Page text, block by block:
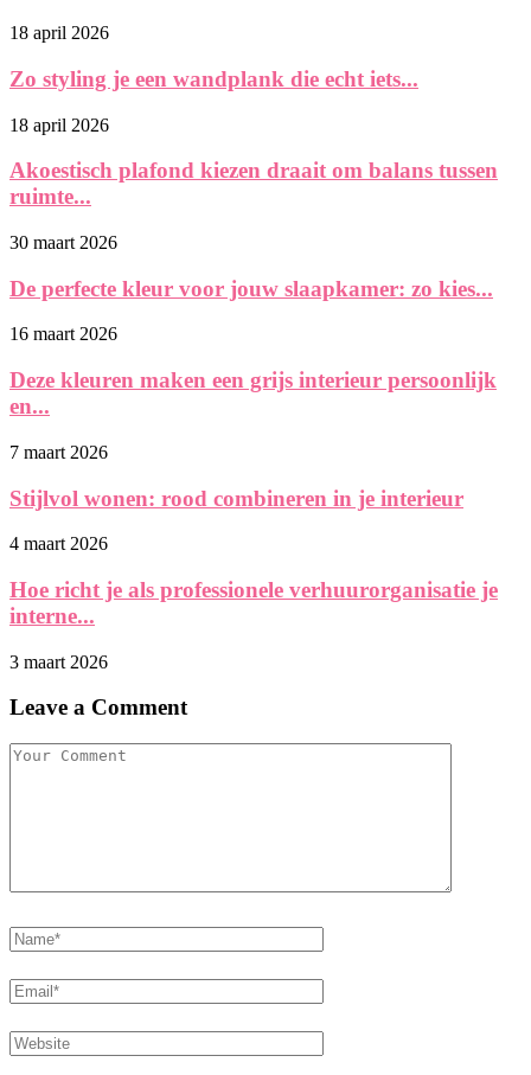
18 april 2026
Zo styling je een wandplank die echt iets...
18 april 2026
Akoestisch plafond kiezen draait om balans tussen
ruimte...
30 maart 2026
De perfecte kleur voor jouw slaapkamer: zo kies...
16 maart 2026
Deze kleuren maken een grijs interieur persoonlijk
en...
7 maart 2026
Stijlvol wonen: rood combineren in je interieur
4 maart 2026
Hoe richt je als professionele verhuurorganisatie je
interne...
3 maart 2026
Leave a Comment